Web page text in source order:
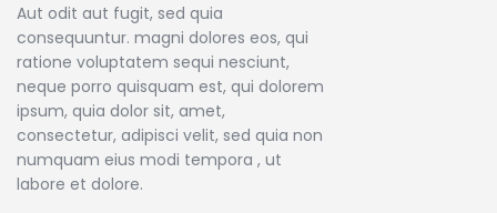
Aut odit aut fugit, sed quia
consequuntur. magni dolores eos, qui
ratione voluptatem sequi nesciunt,
neque porro quisquam est, qui dolorem
ipsum, quia dolor sit, amet,
consectetur, adipisci velit, sed quia non
numquam eius modi tempora , ut
labore et dolore.